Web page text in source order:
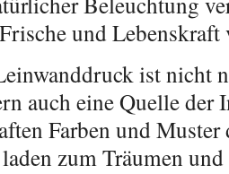
und Lebenskraft
ist nicht
auch eine Quelle der
Farben und Muster
zum Träumen